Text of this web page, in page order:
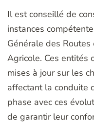
Il est conseillé de
instances
Générale des
Agricole. Ces entités
mises à jour sur les
affectant la conduite
phase avec ces
de garantir leur